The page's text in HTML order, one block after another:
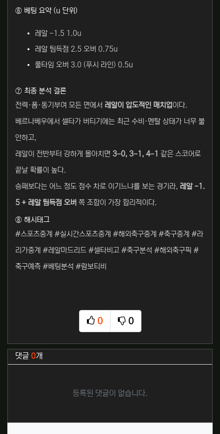
⑥ 베팅 요약 (u 단위)
레알 -1.5 1.0u
레알 팀득점 2.5 오버 0.75u
풀타임 오버 3.0 (푸시 라인) 0.5u
⑦ 최종 분석 결론
전력·폼·동기부여 모든 면에서 레알이 압도적인 매치업이다.
베르나베우에서 셀타가 버티기에는 최근 수비·멘탈 상태가 너무 불
안하고,
레알이 전반부터 강하게 몰아치면 3–0, 3–1, 4–1 같은 스코어로
끝날 확률이 높다.
승패보다는 어느 정도 점수 차로 이기느냐를 보는 경기라, 레알 -1.
5 + 레알 팀득점 오버 쪽 조합이 가장 합리적이다.
⑧ 해시태그
#스포츠중계 #실시간스포츠중계 #해외축구중계 #축구중계 #라
리가중계 #레알마드리드 #셀타비고 #축구분석 #해외축구픽 #
축구예측 #베팅분석 #람보티비
0
추천
0
비추천
관련자료
댓글 0개
등록된 댓글이 없습니다.